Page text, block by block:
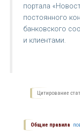
портала
постоянного
банковского
и клиентами.
Цитирование
Общие правила